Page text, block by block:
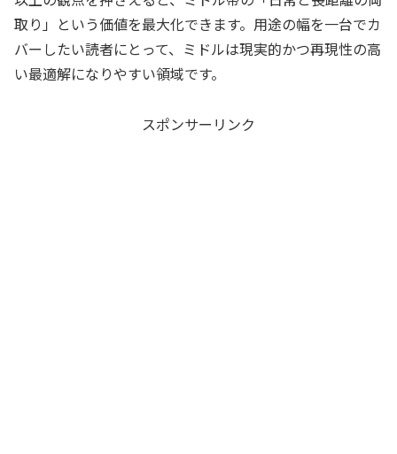
取り」という価値を最大化できます。用途の幅を一台でカ
バーしたい読者にとって、ミドルは現実的かつ再現性の高
い最適解になりやすい領域です。
スポンサーリンク